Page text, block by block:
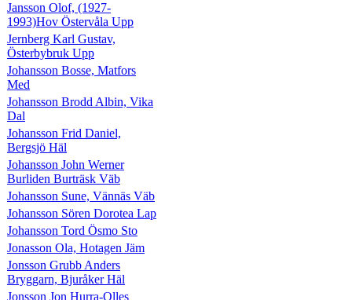
Jansson Olof, (1927-
1993)Hov Östervåla Upp
Jernberg Karl Gustav,
Österbybruk Upp
Johansson Bosse, Matfors
Med
Johansson Brodd Albin, Vika
Dal
Johansson Frid Daniel,
Bergsjö Häl
Johansson John Werner
Burliden Burträsk Väb
Johansson Sune, Vännäs Väb
Johansson Sören Dorotea Lap
Johansson Tord Ösmo Sto
Jonasson Ola, Hotagen Jäm
Jonsson Grubb Anders
Bryggarn, Bjuråker Häl
Jonsson Jon Hurra-Olles